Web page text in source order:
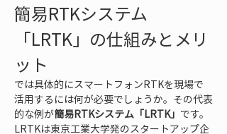
簡易RTKシステム
「LRTK」の仕組みとメリ
ット
では具体的にスマートフォンRTKを現場で
活用するには何が必要でしょうか。その代表
的な例が簡易RTKシステム「LRTK」 です。
LRTKは東京工業大学発のスタートアップ企